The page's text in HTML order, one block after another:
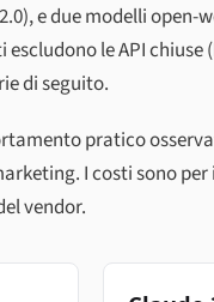
e due modelli open-
le API
di seguito.
pratico
I costi sono
vendor.